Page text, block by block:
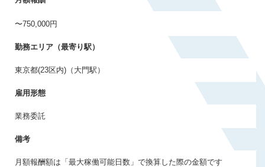
〜750,000円
勤務エリア（最寄り駅）
東京都(23区内)（大門駅）
雇用形態
業務委託
備考
月額報酬額は「最大稼働可能日数」で換算した際の金額です